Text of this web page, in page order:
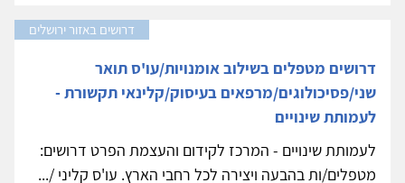
דרושים באזור ירושלים
דרושים מטפלים בשילוב אומנויות/עו'ס תואר
שני/פסיכולוגים/מרפאים בעיסוק/קלינאי תקשורת -
לעמותת שינויים
לעמותת שינויים - המרכז לקידום והעצמת הפרט דרושים:
מטפלים/ות בהבעה ויצירה לכל רחבי הארץ. עו'ס קליני /...